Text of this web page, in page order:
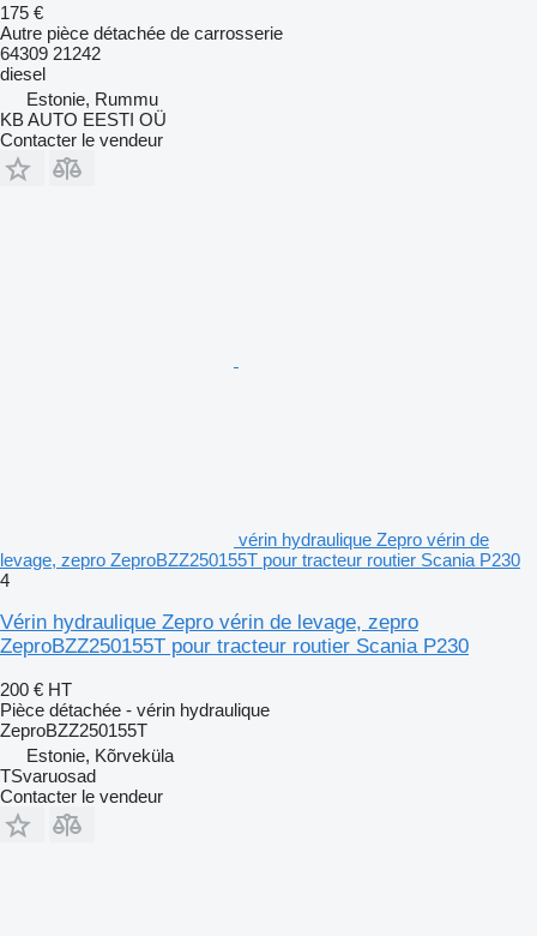
175 €
Autre pièce détachée de carrosserie
64309 21242
diesel
Estonie, Rummu
KB AUTO EESTI OÜ
Contacter le vendeur
vérin hydraulique Zepro vérin de
levage, zepro ZeproBZZ250155T pour tracteur routier Scania P230
4
Vérin hydraulique Zepro vérin de levage, zepro
ZeproBZZ250155T pour tracteur routier Scania P230
200 € HT
Pièce détachée - vérin hydraulique
ZeproBZZ250155T
Estonie, Kõrveküla
TSvaruosad
Contacter le vendeur